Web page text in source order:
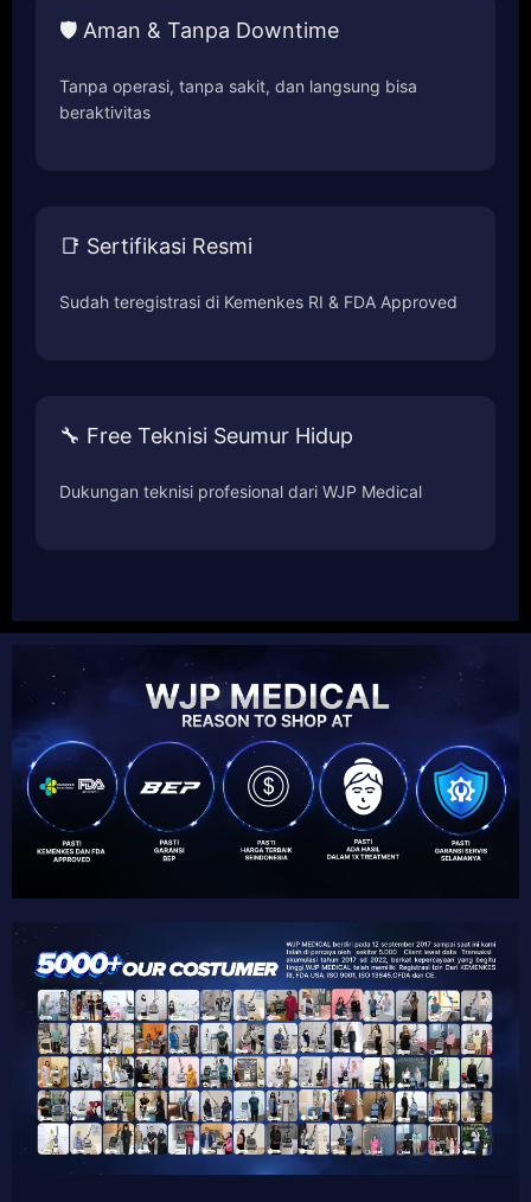
🛡️ Aman & Tanpa Downtime
Tanpa operasi, tanpa sakit, dan langsung bisa
beraktivitas
📑 Sertifikasi Resmi
Sudah teregistrasi di Kemenkes RI & FDA Approved
🔧 Free Teknisi Seumur Hidup
Dukungan teknisi profesional dari WJP Medical